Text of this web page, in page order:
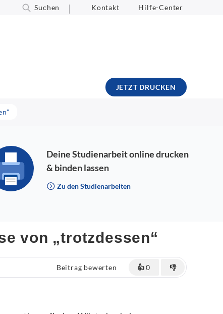
Suchen Kontakt Hilfe-Center
JETZT DRUCKEN
Deine Studienarbeit online drucken
& binden lassen
Zu den Studienarbeiten
von „trotzdessen“
Beitrag bewerten 👍0 👎